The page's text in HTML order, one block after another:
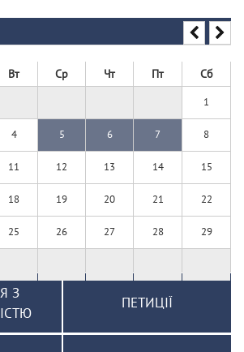
Вт Ср Чт Пт Сб
1
4 5 6 7 8
11 12 13 14 15
18 19 20 21 22
25 26 27 28 29
З
ПЕТИЦІЇ